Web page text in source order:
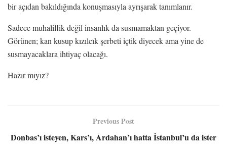
bir açıdan bakıldığında konuşmasıyla ayrışarak tanımlanır.
Sadece muhaliflik değil insanlık da susmamaktan geçiyor.
Görünen; kan kusup kızılcık şerbeti içtik diyecek ama yine de
susmayacaklara ihtiyaç olacağı.
Hazır mıyız?
Previous Post
Donbas’ı isteyen, Kars’ı, Ardahan’ı hatta İstanbul’u da ister